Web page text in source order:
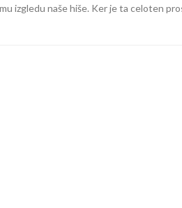
izgledu naše hiše. Ker je ta celoten